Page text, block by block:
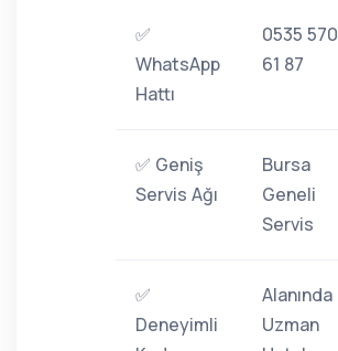
✅
WhatsApp
Hattı
0535 570
61 87
✅ Geniş
Servis Ağı
Bursa
Geneli
Servis
✅
Deneyimli
Alanında
Uzman